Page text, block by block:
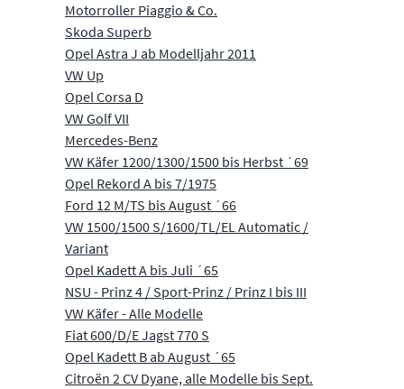
Motorroller Piaggio & Co.
Skoda Superb
Opel Astra J ab Modelljahr 2011
VW Up
Opel Corsa D
VW Golf VII
Mercedes-Benz
VW Käfer 1200/1300/1500 bis Herbst ´69
Opel Rekord A bis 7/1975
Ford 12 M/TS bis August ´66
VW 1500/1500 S/1600/TL/EL Automatic /
Variant
Opel Kadett A bis Juli ´65
NSU - Prinz 4 / Sport-Prinz / Prinz I bis III
VW Käfer - Alle Modelle
Fiat 600/D/E Jagst 770 S
Opel Kadett B ab August ´65
Citroën 2 CV Dyane, alle Modelle bis Sept.